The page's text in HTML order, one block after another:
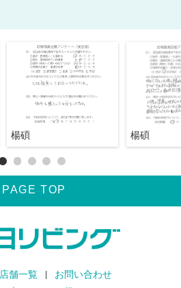
楊碩 楊碩
PAGE TOP
店舗一覧
お問い合わせ